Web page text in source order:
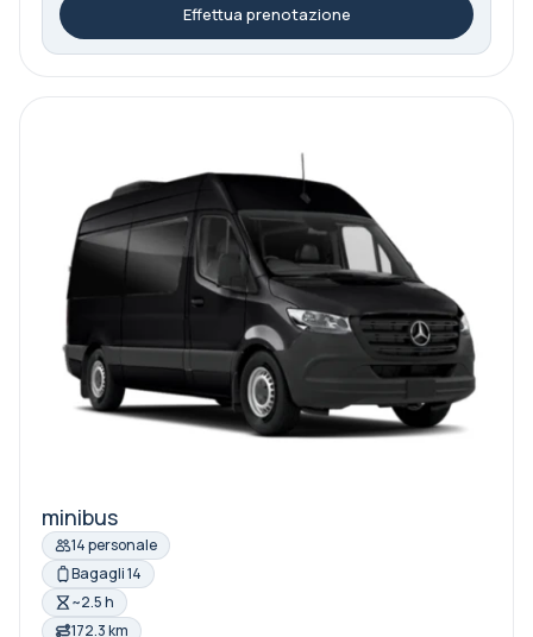
Effettua prenotazione
minibus
14 personale
Bagagli 14
~2.5 h
172.3 km